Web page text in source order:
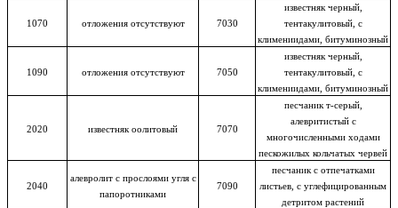
1070 отложения отсутствуют 7030
известняк черный,
тентакулитовый, с
климениидами, битуминозный
1090 отложения отсутствуют 7050
известняк черный,
тентакулитовый, с
климениидами, битуминозный
2020 известняк оолитовый 7070
песчаник т-серый,
алевритистый с
многочисленными ходами
пескожилых кольчатых червей
2040
алевролит с прослоями угля с
папоротниками
7090
песчаник с отпечатками
листьев, с углефицированным
детритом растений